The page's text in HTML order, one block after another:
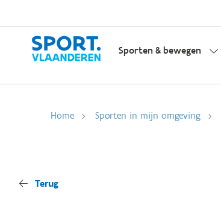
Sporten & bewegen
Home Sporten in mijn omgeving
Terug